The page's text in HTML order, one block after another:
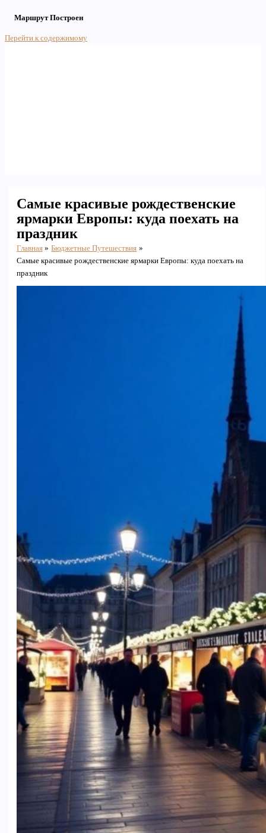
Маршрут Построен
Перейти к содержимому
Самые красивые рождественские
ярмарки Европы: куда поехать на
праздник
Главная
Бюджетные Путешествия
Самые красивые рождественские ярмарки Европы: куда поехать на
праздник